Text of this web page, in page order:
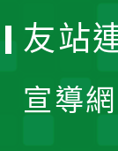
友站
宣導